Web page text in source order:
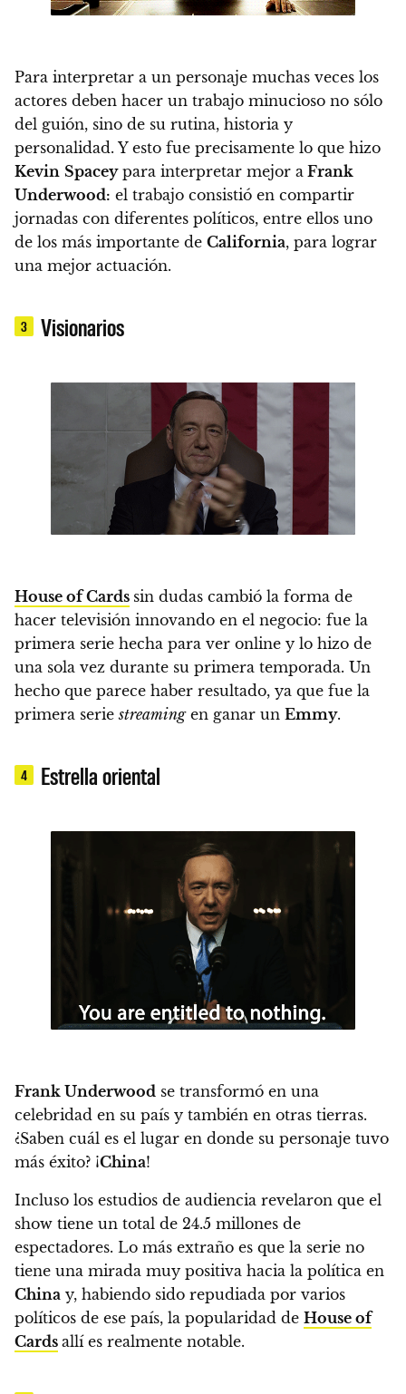
Para interpretar a un personaje muchas veces los
actores deben hacer un trabajo minucioso no sólo
del guión, sino de su rutina, historia y
personalidad. Y esto fue precisamente lo que hizo
Kevin Spaceypara interpretar mejor a Frank
Underwood: el trabajo consistió en compartir
jornadas con diferentes políticos, entre ellos uno
de los más importante de California, para lograr
una mejor actuación.
3 Visionarios
House of Cards sin dudas cambió la forma de
hacer televisión innovando en el negocio: fue la
primera serie hecha para ver online y lo hizo de
una sola vez durante su primera temporada. Un
hecho que parece haber resultado, ya que fue la
primera seriestreamingen ganar un Emmy.
4 Estrella oriental
Frank Underwood se transformó en una
celebridad en su país y también en otras tierras.
¿Saben cuál es el lugar en donde su personaje tuvo
más éxito? ¡China!
Incluso los estudios de audiencia revelaron que el
show tiene un total de 24.5 millones de
espectadores. Lo más extraño es que la serie no
tiene una mirada muy positiva hacia la política en
China y, habiendo sido repudiada por varios
políticos de ese país, la popularidad de House of
Cards allí es realmente notable.